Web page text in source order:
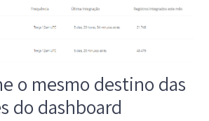
o mesmo destino das
do dashboard